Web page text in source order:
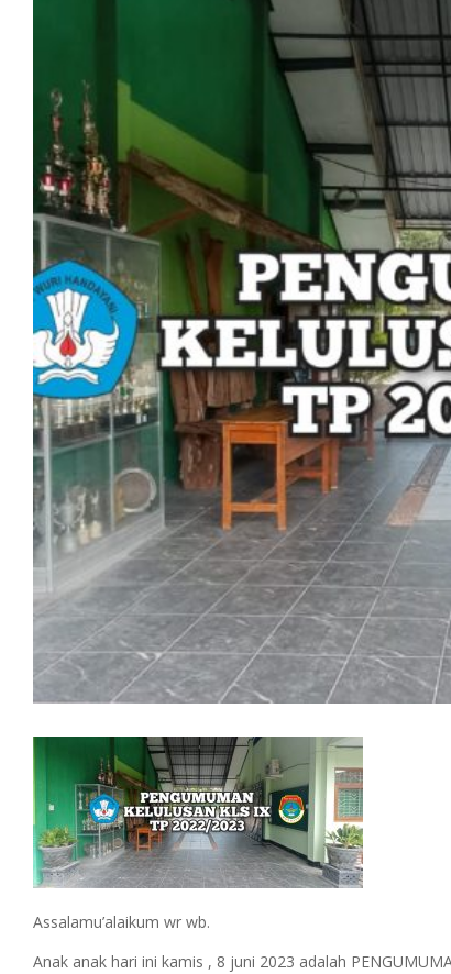
Assalamu’alaikum wr wb.
Anak anak hari ini kamis , 8 juni 2023 adalah